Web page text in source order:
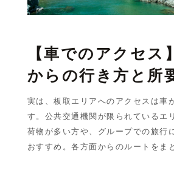
【車でのアクセス
からの行き方と所
実は、板取エリアへのアクセスは車
す。公共交通機関が限られているエ
荷物が多い方や、グループでの旅行
おすすめ。各方面からのルートをま